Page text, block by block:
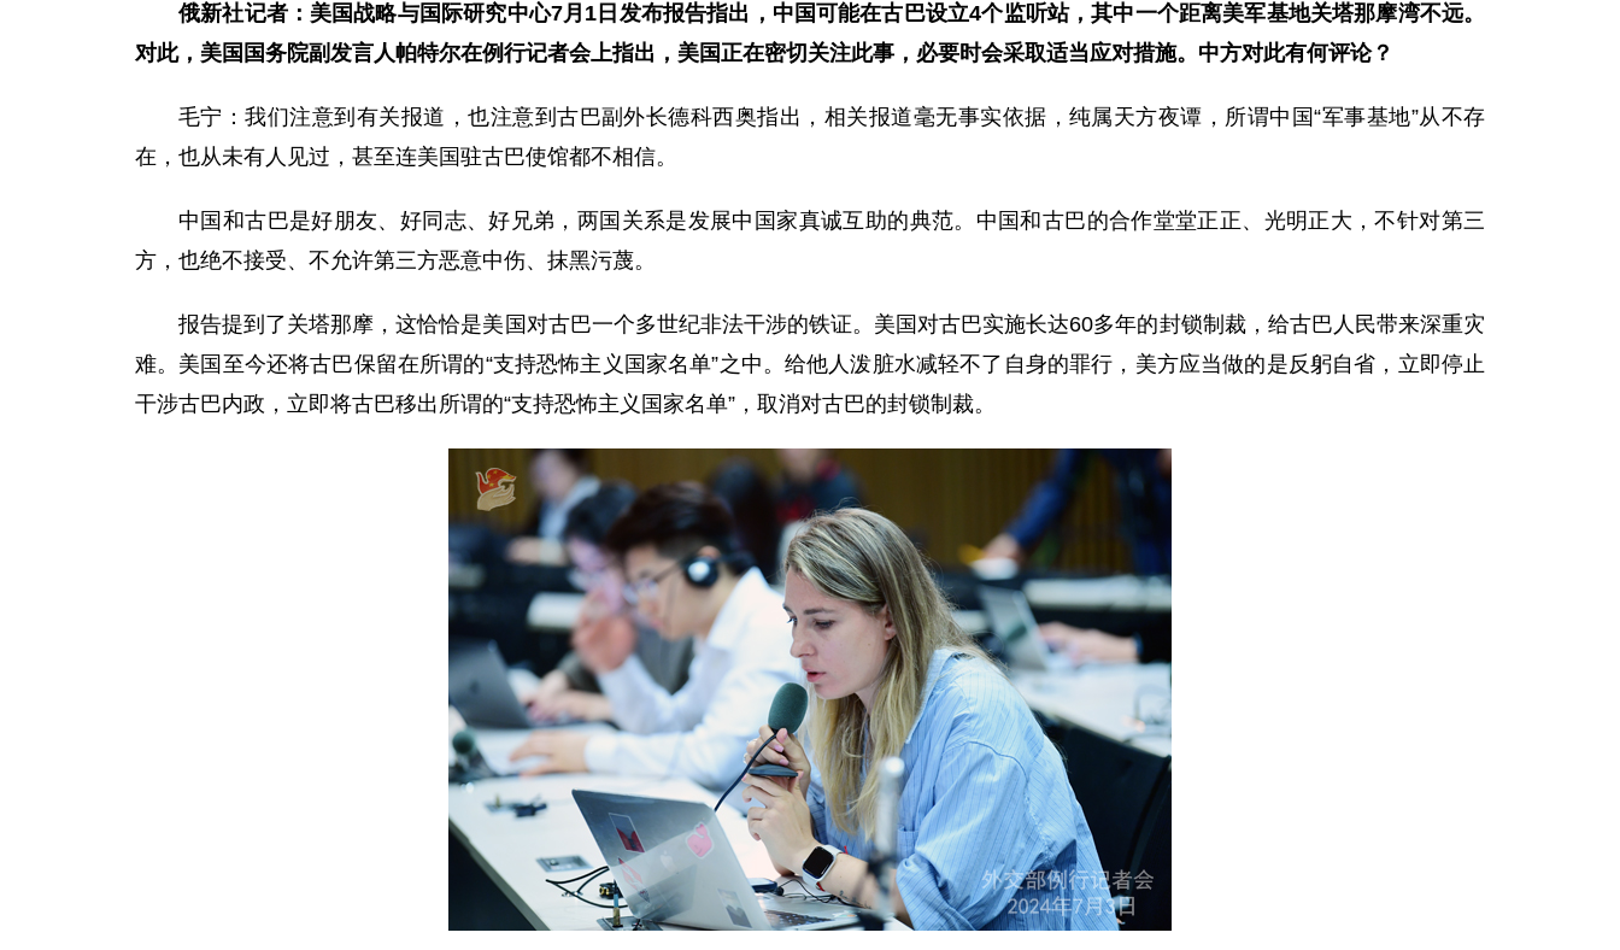
俄新社记者：美国战略与国际研究中心7月1日发布报告指出，中国可能在古巴设立4个监听站，其中一个距离美军基地关塔那摩湾不远。
对此，美国国务院副发言人帕特尔在例行记者会上指出，美国正在密切关注此事，必要时会采取适当应对措施。中方对此有何评论？
毛宁：我们注意到有关报道，也注意到古巴副外长德科西奥指出，相关报道毫无事实依据，纯属天方夜谭，所谓中国“军事基地”从不存
在，也从未有人见过，甚至连美国驻古巴使馆都不相信。
中国和古巴是好朋友、好同志、好兄弟，两国关系是发展中国家真诚互助的典范。中国和古巴的合作堂堂正正、光明正大，不针对第三
方，也绝不接受、不允许第三方恶意中伤、抹黑污蔑。
报告提到了关塔那摩，这恰恰是美国对古巴一个多世纪非法干涉的铁证。美国对古巴实施长达60多年的封锁制裁，给古巴人民带来深重灾
难。美国至今还将古巴保留在所谓的“支持恐怖主义国家名单”之中。给他人泼脏水减轻不了自身的罪行，美方应当做的是反躬自省，立即停止
干涉古巴内政，立即将古巴移出所谓的“支持恐怖主义国家名单”，取消对古巴的封锁制裁。